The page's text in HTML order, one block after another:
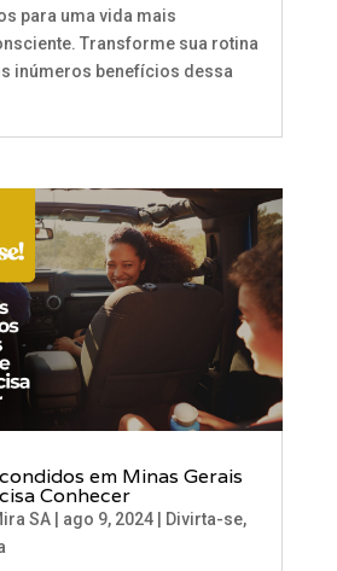
para uma vida mais
Transforme sua rotina
inúmeros benefícios dessa
em Minas Gerais
Conhecer
SA| ago 9, 2024| Divirta-se,